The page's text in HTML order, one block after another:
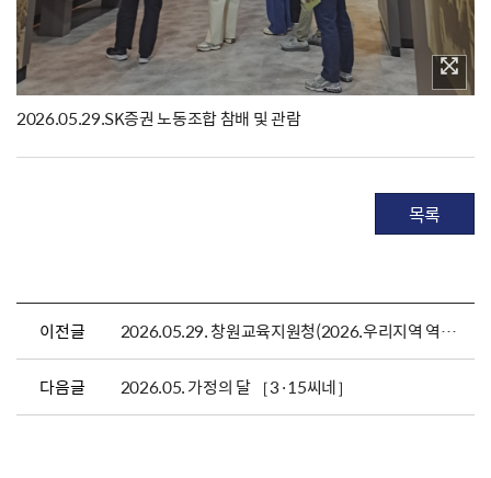
2026.05.29.SK증권 노동조합 참배 및 관람
목록
이전글 2026.05.29. 창원교육지원청(2026.우리지역 역사체험프로그램)
다음글 2026.05. 가정의 달 ［3·15씨네］